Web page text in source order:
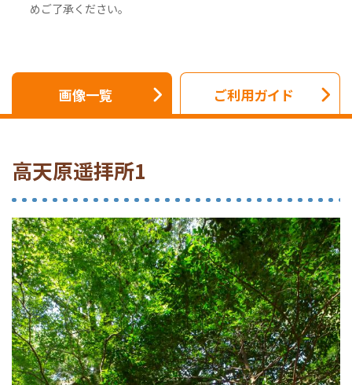
めご了承ください。
画像一覧 ご利用ガイド
高天原遥拝所1